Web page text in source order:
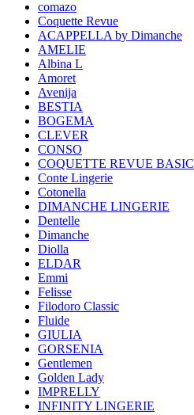
comazo
Coquette Revue
ACAPPELLA by Dimanche
AMELIE
Albina L
Amoret
Avenija
BESTIA
BOGEMA
CLEVER
CONSO
COQUETTE REVUE BASIC
Conte Lingerie
Cotonella
DIMANCHE LINGERIE
Dentelle
Dimanche
Diolla
ELDAR
Emmi
Felisse
Filodoro Classic
Fluide
GIULIA
GORSENIA
Gentlemen
Golden Lady
IMPRELLY
INFINITY LINGERIE